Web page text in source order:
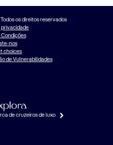
os direitos reservados
privacidade
Condições
nos
choices
de Vulnerabilidades
de cruzeiros de luxo